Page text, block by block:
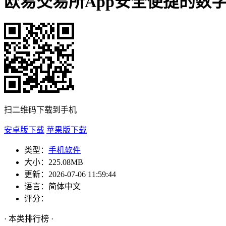
扫二维码下载到手机
安卓版下载 苹果版下载
类型： 手机软件
大小： 225.08MB
更新： 2026-07-06 11:59:44
语言： 简体中文
评分：
· 本类排行榜 ·